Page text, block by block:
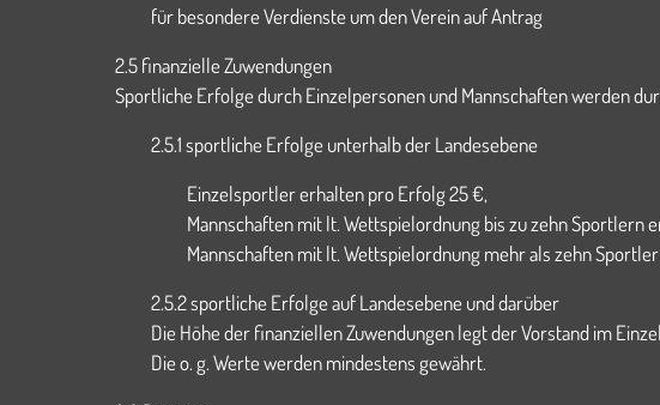
für besondere Verdienste um den Verein auf Antrag
2.5 finanzielle Zuwendungen
Sportliche Erfolge durch Einzelpersonen und Mannschaften werden
2.5.1 sportliche Erfolge unterhalb der Landesebene
Einzelsportler erhalten pro Erfolg 25 €,
Mannschaften mit lt. Wettspielordnung bis zu zehn Sportlern
Mannschaften mit lt. Wettspielordnung mehr als zehn
2.5.2 sportliche Erfolge auf Landesebene und darüber
Die Höhe der finanziellen Zuwendungen legt der Vorstand im
Die o. g. Werte werden mindestens gewährt.